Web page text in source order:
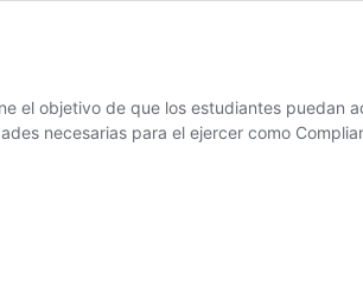
el objetivo de que los estudiantes puedan
necesarias para el ejercer como